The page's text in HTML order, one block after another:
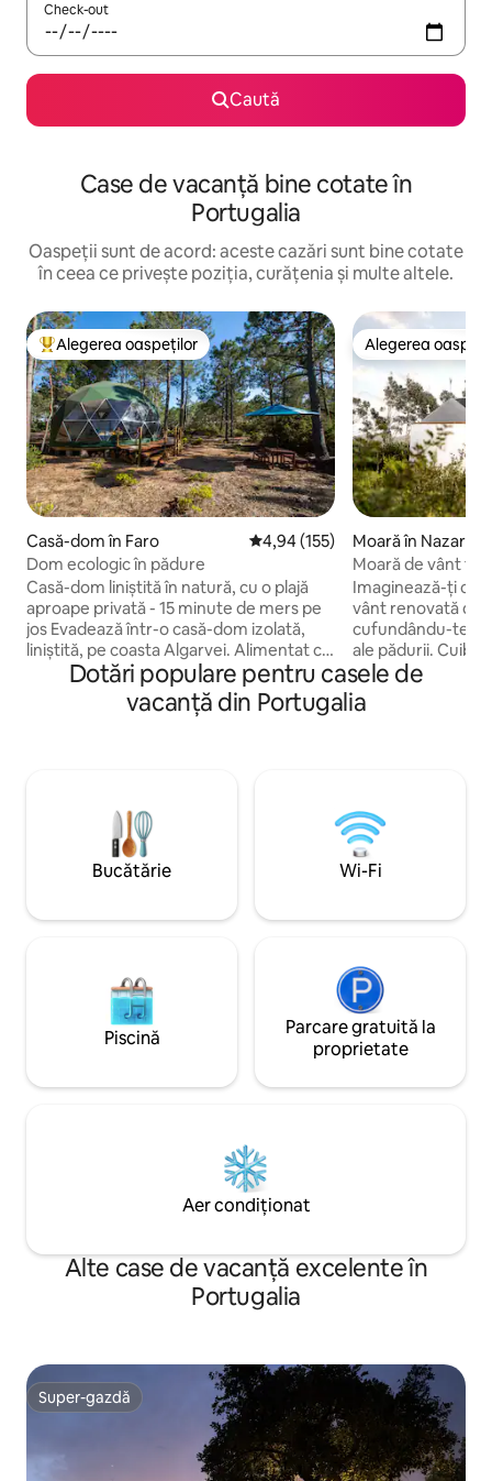
Check-out
Caută
Case de vacanță bine cotate în
Portugalia
Oaspeții sunt de acord: aceste cazări sunt bine cotate
în ceea ce privește poziția, curățenia și multe altele.
Locuință din topul categoriei Alegerea oaspeților
Alegerea oaspeților
Casă-dom în Faro Scor mediu de 4,94 din 5, 155
4,94 (155)
Dom ecologic în pădure
Casă-dom liniștită în natură, cu o plajă
aproape privată - 15 minute de mers pe
jos Evadează într-o casă-dom izolată,
liniștită, pe coasta Algarvei. Alimentat cu
energie solară și înconjurat de natură,
oferă un refugiu simplu, dar confortabil,
cu bucătărie în aer liber, duș cu apă caldă
blândă a dimineții, explorează poteci
naturale și bucură-te de înot, de plimbări
pe stânci și de apusuri de soare
frumoase lângă ocean.
Alegerea
Alegerea
Moară în Nazaré
Moară de vânt
10 minute de plajă
Imaginează-ți că
vânt renovată din
cufundându-te în
ale pădurii. Cuibărită pe vârful unui deal
împădurit, locația
permite să te
adiacente și să te
cunoscut pentru
lume, pitorescul
Martinho și satul
la doar câteva
Dotări populare pentru casele de
vacanță din Portugalia
Bucătărie Wi-Fi
Piscină
Parcare gratuită la
proprietate
Aer condiționat
Alte case de vacanță excelente în
Portugalia
Super-gazdă
Super-gazdă